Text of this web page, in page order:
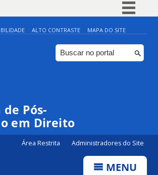
Simplifique!
Comunica BR
Participe
ALTO CONTRASTE MAPA DO SITE
Pós-
em Direito
Área Restrita Administradores do Site
MENU